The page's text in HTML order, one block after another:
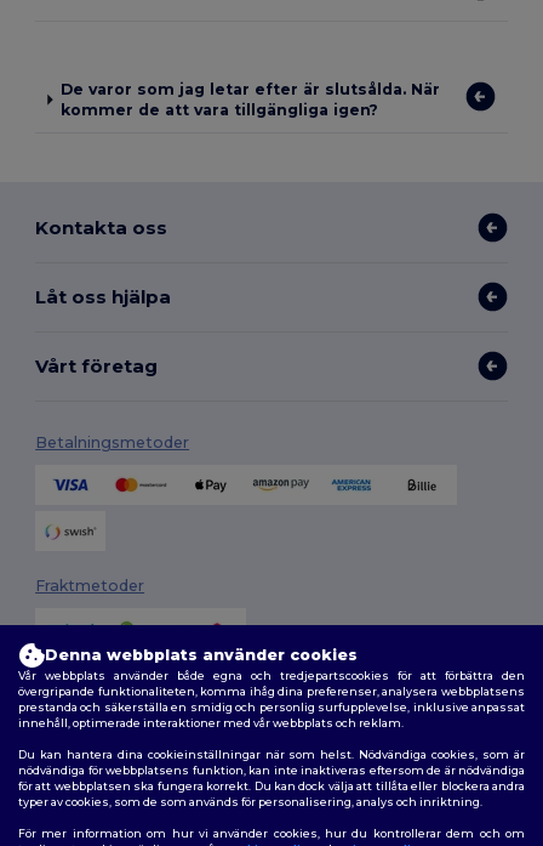
De varor som jag letar efter är slutsålda. När
kommer de att vara tillgängliga igen?
Kontakta oss
Låt oss hjälpa
Vårt företag
Betalningsmetoder
Fraktmetoder
Följ oss
Denna webbplats använder cookies
Vår webbplats använder både egna och tredjepartscookies för att förbättra den
övergripande funktionaliteten, komma ihåg dina preferenser, analysera webbplatsens
prestanda och säkerställa en smidig och personlig surfupplevelse, inklusive anpassat
innehåll, optimerade interaktioner med vår webbplats och reklam.
Du kan hantera dina cookieinställningar när som helst. Nödvändiga cookies, som är
nödvändiga för webbplatsens funktion, kan inte inaktiveras eftersom de är nödvändiga
för att webbplatsen ska fungera korrekt. Du kan dock välja att tillåta eller blockera andra
typer av cookies, som de som används för personalisering, analys och inriktning.
För mer information om hur vi använder cookies, hur du kontrollerar dem och om